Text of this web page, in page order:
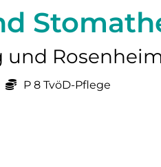
und Rosenheim
P 8 TvöD-Pflege